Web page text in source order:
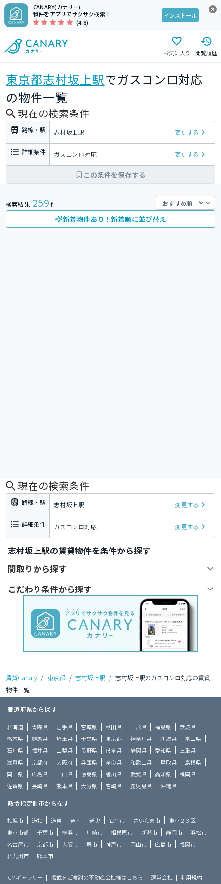
CANARY(カナリー)
物件をアプリでサクサク検索！
(4.8)
インストール
お気に入り 閲覧履歴
東京都志村坂上駅でガスコンロ対応
の物件一覧
現在の検索条件
路線・駅 志村坂上駅 変更する
詳細条件 ガスコンロ対応 変更する
この条件を保存する
検索結果 259件
新着物件あり！新着順に並び替え
現在の検索条件
路線・駅 志村坂上駅 変更する
詳細条件 ガスコンロ対応 変更する
志村坂上駅の賃貸物件を条件から探す
間取りから探す
こだわり条件から探す
賃貸Canary / 東京都 / 志村坂上駅 / 志村坂上駅のガスコンロ対応の賃貸
物件一覧
都道府県から探す
北海道 青森県 岩手県 宮城県 秋田県 山形県 福島県
茨城県
栃木県
群馬県 埼玉県 千葉県 東京都 神奈川県 新潟県
富山県
石川県
福井県 山梨県 長野県 岐阜県 静岡県 愛知県
三重県
滋賀県
京都府 大阪府 兵庫県 奈良県 和歌山県 鳥取県
島根県
岡山県
広島県 山口県 徳島県 香川県 愛媛県 高知県
福岡県
佐賀県
長崎県 熊本県 大分県 宮崎県 鹿児島県 沖縄県
政令指定都市から探す
札幌市 道北 道東 道南 道央 仙台市 さいたま市
東京２３区
東京市部
千葉市 横浜市 川崎市 相模原市 新潟市 静岡市
浜松市
名古屋市
京都市 大阪市 堺市 神戸市 岡山市 広島市
福岡市
北九州市
熊本市
CMギャラリー 掲載をご検討の不動産会社様はこちら 運営会社
利用規約